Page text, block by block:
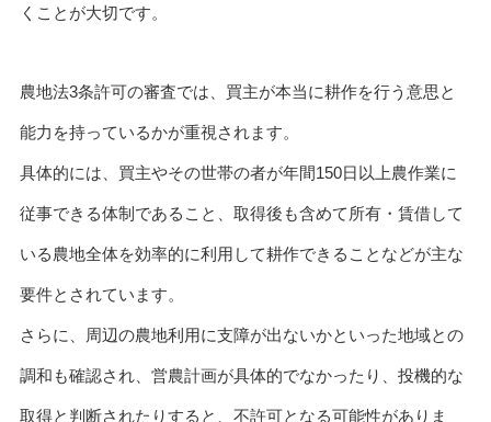
くことが大切です。
農地法3条許可の審査では、買主が本当に耕作を行う意思と
能力を持っているかが重視されます。
具体的には、買主やその世帯の者が年間150日以上農作業に
従事できる体制であること、取得後も含めて所有・賃借して
いる農地全体を効率的に利用して耕作できることなどが主な
要件とされています。
さらに、周辺の農地利用に支障が出ないかといった地域との
調和も確認され、営農計画が具体的でなかったり、投機的な
取得と判断されたりすると、不許可となる可能性がありま